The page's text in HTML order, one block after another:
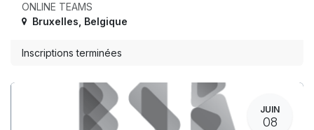
ONLINE TEAMS
Bruxelles Belgique
Inscriptions terminées
JUIN
08